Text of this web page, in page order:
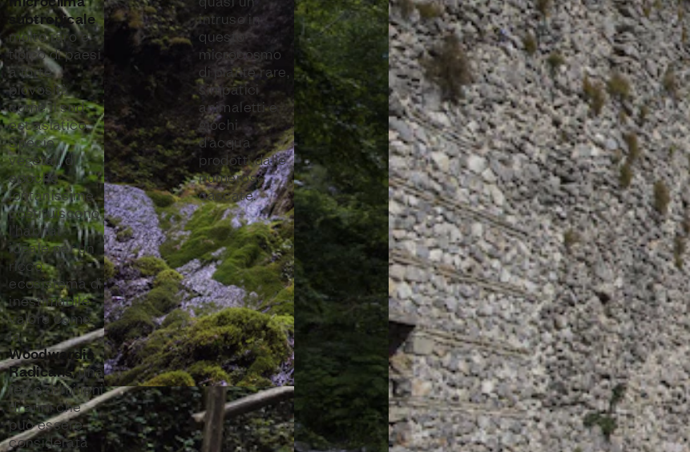
subtropicale,
molto raro e
tipico di paesi
a forte
piovosità
come il sud-
est asiatico.
Specie
vegetali di
epoche
lontanissime
costituiscono
l’habitat
ideale per un
ricco
ecosistema di
inestimabile
valore come
la
Woodwardia
Radicans, una
felce di milioni
di anni che
può essere
considerata
intruso in
questo
microcosmo
di piante rare,
simpatici
animaletti e
giochi
d’acqua
prodotti dalle
numerose
cascate.